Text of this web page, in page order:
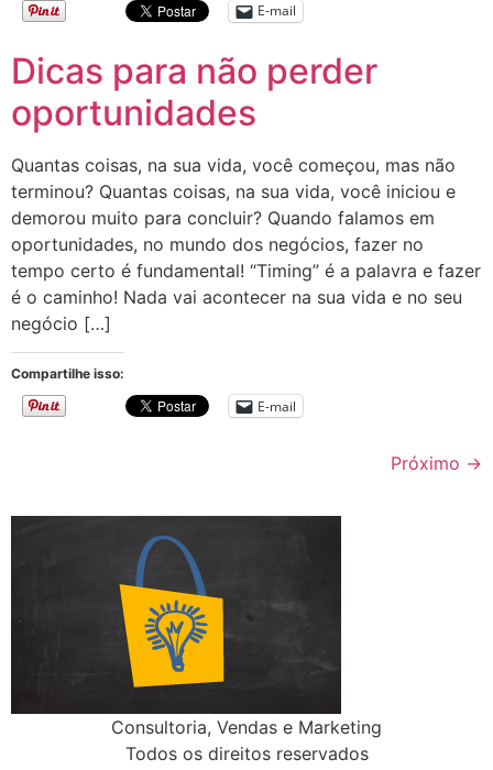
E-mail
Dicas para não perder
oportunidades
Quantas coisas, na sua vida, você começou, mas não
terminou? Quantas coisas, na sua vida, você iniciou e
demorou muito para concluir? Quando falamos em
oportunidades, no mundo dos negócios, fazer no
tempo certo é fundamental! “Timing” é a palavra e fazer
é o caminho! Nada vai acontecer na sua vida e no seu
negócio […]
Compartilhe isso:
E-mail
Próximo →
Consultoria, Vendas e Marketing
Todos os direitos reservados